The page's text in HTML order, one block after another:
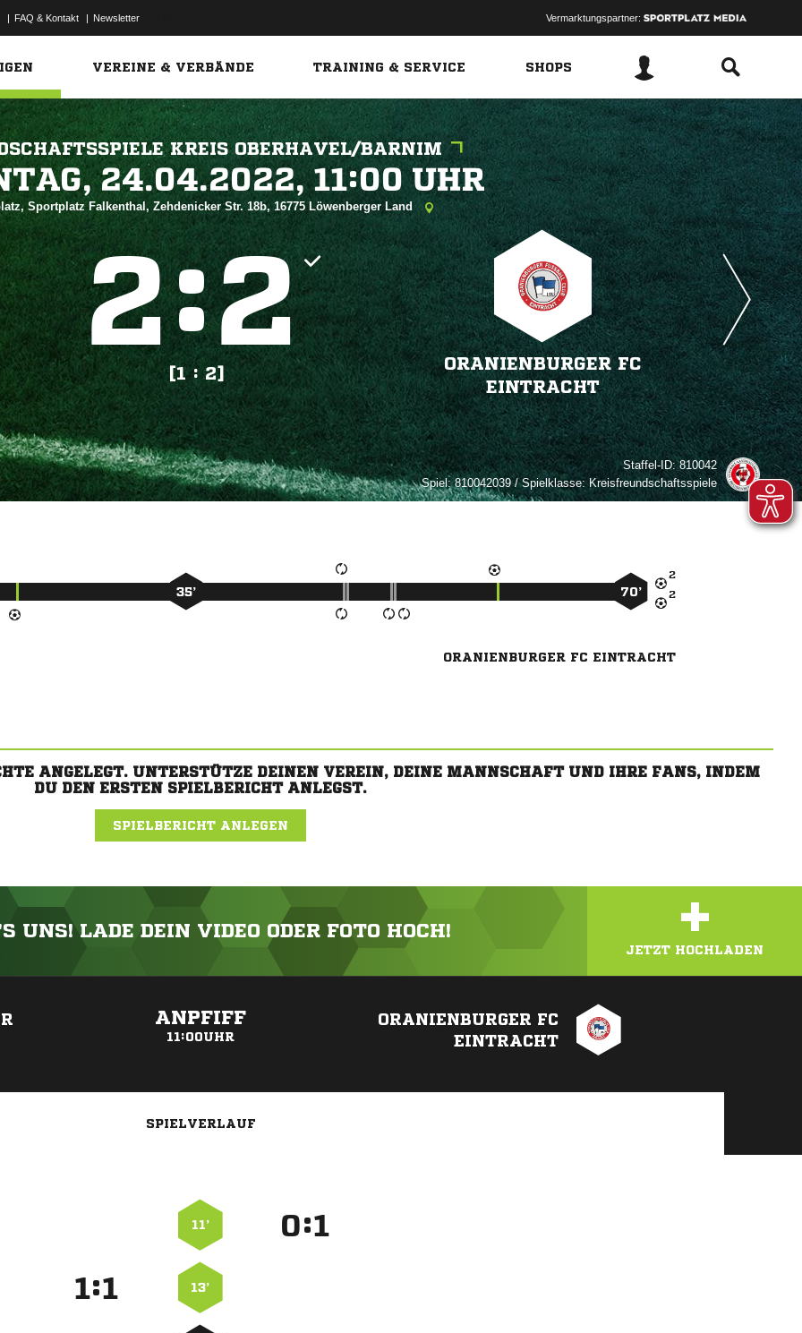
| FAQ & Kontakt | Newsletter Vermarktungspartner:
VEREINE & VERBÄNDE TRAINING & SERVICE SHOPS
KREIS OBERHAVEL/BARNIM
  
Sportplatz Falkenthal, Zehdenicker Str. 18b, 16775 Löwenberger Land
:
[1 : 2]
ORANIENBURGER FC
EINTRACHT
Staffel-ID:810042
Spiel:810042039 / Spielklasse: Kreisfreundschaftsspiele


35’ 70’
ORANIENBURGER FC EINTRACHT
ANGELEGT. UNTERSTÜTZE DEINEN VEREIN, DEINE MANNSCHAFT UND IHRE FANS, INDEM
DU DEN ERSTEN SPIELBERICHT ANLEGST.
SPIELBERICHT ANLEGEN
UNS! LADE DEIN VIDEO ODER FOTO HOCH! +
JETZT HOCHLADEN
ANPFIFF
11:00UHR
ORANIENBURGER FC
EINTRACHT
SPIELVERLAUF
11’ :
: 13’